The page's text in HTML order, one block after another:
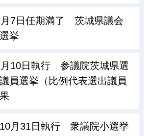
7日任期満了 茨城県議会
挙
10日執行 参議院茨城県選
員選挙（比例代表選出議員
月31日執行 衆議院小選挙